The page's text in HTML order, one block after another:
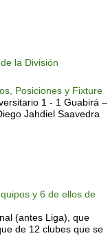
la División
Posiciones y Fixture
1 - 1 Guabirá –
Jahdiel Saavedra
y 6 de ellos de
(antes Liga), que
de 12 clubes que se